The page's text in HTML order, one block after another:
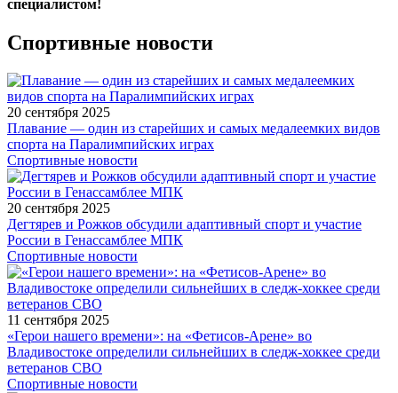
специалистом!
Спортивные новости
20 сентября 2025
Плавание — один из старейших и самых медалеемких видов
спорта на Паралимпийских играх
Спортивные новости
20 сентября 2025
Дегтярев и Рожков обсудили адаптивный спорт и участие
России в Генассамблее МПК
Спортивные новости
11 сентября 2025
«Герои нашего времени»: на «Фетисов-Арене» во
Владивостоке определили сильнейших в следж-хоккее среди
ветеранов СВО
Спортивные новости